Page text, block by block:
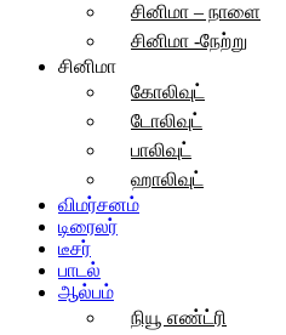
சினிமா – நாளை
சினிமா -நேற்று
சினிமா
கோலிவுட்
டோலிவுட்
பாலிவுட்
ஹாலிவுட்
விமர்சனம்
டிரைலர்
டீசர்
பாடல்
ஆல்பம்
நியூ எண்ட்ரி